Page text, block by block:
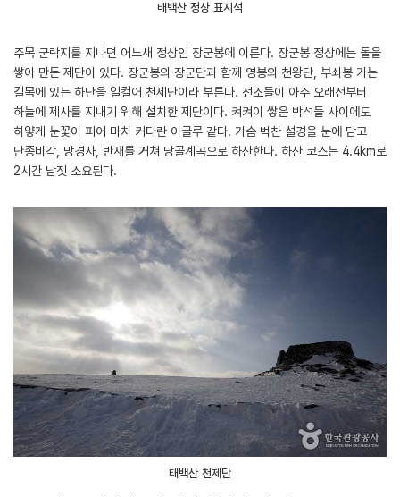
태백산 정상 표지석
주목 군락지를 지나면 어느새 정상인 장군봉에 이른다. 장군봉 정상에는 돌을
쌓아 만든 제단이 있다. 장군봉의 장군단과 함께 영봉의 천왕단, 부쇠봉 가는
길목에 있는 하단을 일컬어 천제단이라 부른다. 선조들이 아주 오래전부터
하늘에 제사를 지내기 위해 설치한 제단이다. 켜켜이 쌓은 박석들 사이에도
하얗게 눈꽃이 피어 마치 커다란 이글루 같다. 가슴 벅찬 설경을 눈에 담고
단종비각, 망경사, 반재를 거쳐 당골계곡으로 하산한다. 하산 코스는 4.4km로
2시간 남짓 소요된다.
태백산 천제단